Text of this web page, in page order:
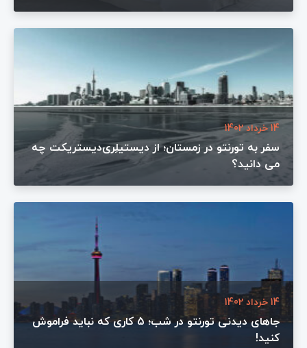
14 خرداد 1402
سفر به تورنتو در زمستان؛ از دیستیلِری‌دیستریکت چه
می دانید؟
14 خرداد 1402
جاهای دیدنی تورنتو در شب؛ 5 کاری که نباید فراموش
کنید!